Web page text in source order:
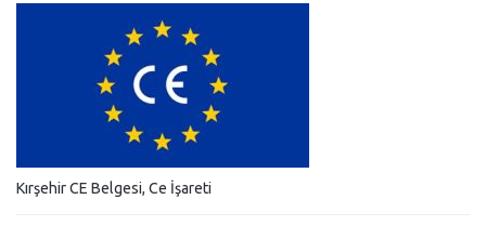
Kırşehir CE Belgesi, Ce İşareti